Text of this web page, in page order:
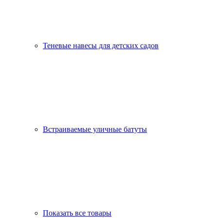
Теневые навесы для детских садов
Встраиваемые уличные батуты
Показать все товары